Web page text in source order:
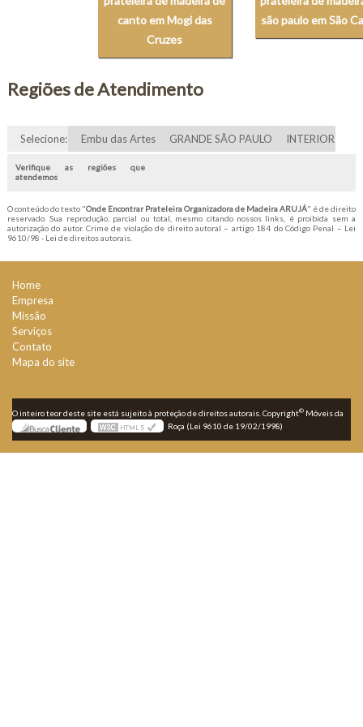
canto em Mogi das
Cruzes
são paulo em São
Regiões de Atendimento
Selecione: Embu das Artes GRANDE SÃO PAULO INTERIOR
Verifique as regiões que
atendemos
O conteúdo do texto "Onde Encontrar Prateleira Organizadora de Madeira ARUJÁ" é de direito
reservado. Sua reprodução, parcial ou total, mesmo citando nossos links, é proibida sem a
autorização do autor. Crime de violação de direito autoral – artigo 184 do Código Penal – Lei
9610/98 - Lei de direitos autorais.
Home
Empresa
Missão
Serviços
Contato
Mapa do site
O inteiro teor deste site está sujeito à proteção de direitos autorais. Copyright© Móveis da
Roça (Lei 9610 de 19/02/1998)